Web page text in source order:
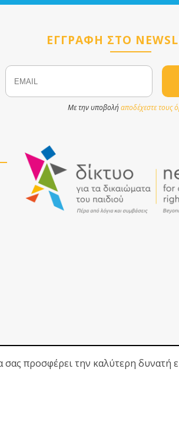
ΕΓΓΡΑΦΗ ΣΤΟ
Email Name
Με την υποβολήαποδέχεστε τους
ΑΚΟΛΟΥΘΗΣΕ
προσφέρει την καλύτερη δυνατή